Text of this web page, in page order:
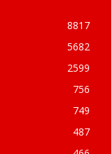
8817
5682
2599
756
749
487